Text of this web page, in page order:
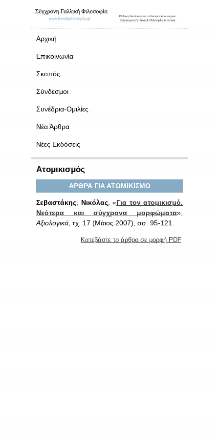
Αρχική
Επικοινωνία
Σκοπός
Σύνδεσμοι
Συνέδρια-Ομιλίες
Νέα Άρθρα
Νέες Εκδόσεις
Ατομικισμός
ΑΡΘΡΑ ΓΙΑ ΑΤΟΜΙΚΙΣΜΟ
Σεβαστάκης Νικόλας, «Για τον ατομικισμό.
Νεότερα και σύγχρονα μορφώματα»,
Αξιολογικά , τχ. 17 (Μάιος 2007), σσ. 95-121.
Κατεβάστε το άρθρο σε μορφή PDF